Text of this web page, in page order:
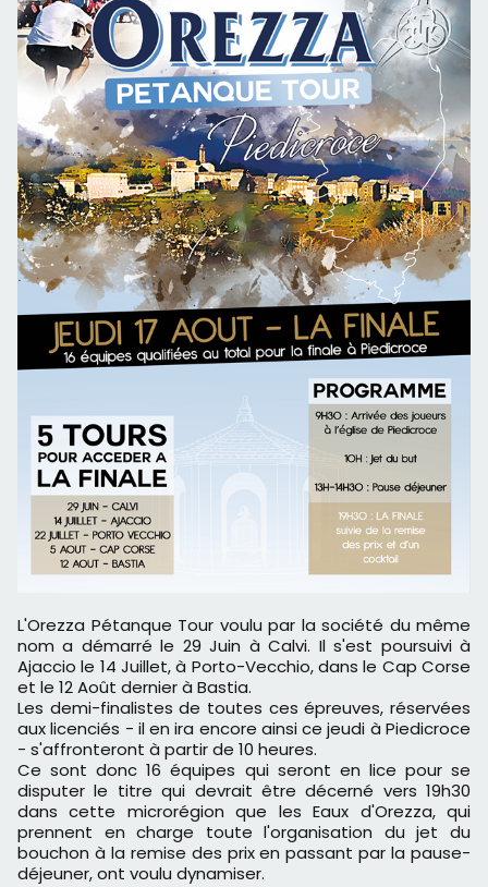
L'Orezza Pétanque Tour voulu par la société du même
nom a démarré le 29 Juin à Calvi. Il s'est poursuivi à
Ajaccio le 14 Juillet, à Porto-Vecchio, dans le Cap Corse
et le 12 Août dernier à Bastia.
Les demi-finalistes de toutes ces épreuves, réservées
aux licenciés - il en ira encore ainsi ce jeudi à Piedicroce
- s'affronteront à partir de 10 heures.
Ce sont donc 16 équipes qui seront en lice pour se
disputer le titre qui devrait être décerné vers 19h30
dans cette microrégion que les Eaux d'Orezza, qui
prennent en charge toute l'organisation du jet du
bouchon à la remise des prix en passant par la pause-
déjeuner, ont voulu dynamiser.